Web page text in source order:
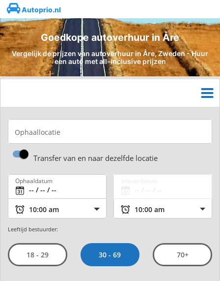
Autoprio.nl
Goedkope autoverhuur in Åre
Vergelijk de prijzen van autoverhuur in Åre, Zweden - Huur
een auto met all-inclusive prijzen
Ophaallocatie
Transfer van en naar dezelfde locatie
Ophaaldatum
Leeftijd bestuurder:
18 - 29 30 - 69 70+